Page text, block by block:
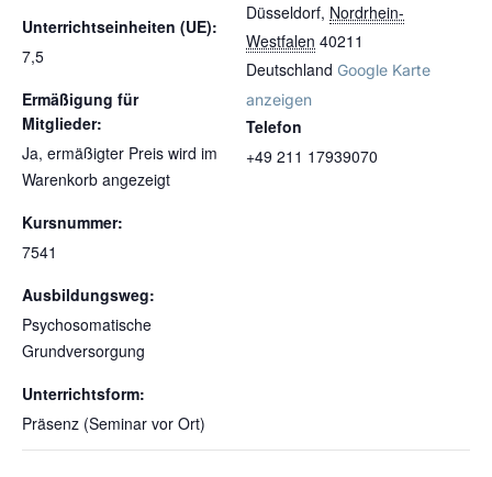
Düsseldorf, Nordrhein-
Westfalen 40211
Deutschland Google Karte
anzeigen
Telefon
+49 211 17939070
Unterrichtseinheiten (UE):
7,5
Ermäßigung für
Mitglieder:
Ja, ermäßigter Preis wird im
Warenkorb angezeigt
Kursnummer:
7541
Ausbildungsweg:
Psychosomatische
Grundversorgung
Unterrichtsform:
Präsenz (Seminar vor Ort)